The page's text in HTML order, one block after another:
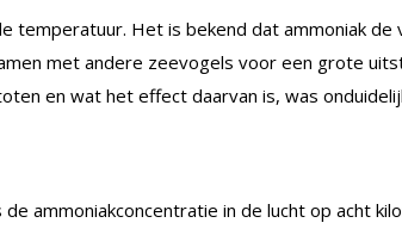
temperatuur. Het is bekend dat ammoniak de
met andere zeevogels voor een grote
en wat het effect daarvan is, was
ammoniakconcentratie in de lucht op acht